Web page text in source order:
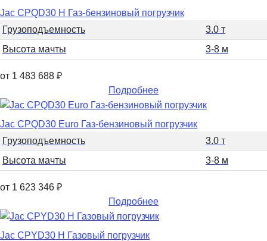
Jac CPQD30 H Газ-бензиновый погрузчик
Грузоподъемность
3.0 т
Высота мачты
3-8 м
от 1 483 688 ₽
Подробнее
Jac CPQD30 Euro Газ-бензиновый погрузчик
Грузоподъемность
3.0 т
Высота мачты
3-8 м
от 1 623 346 ₽
Подробнее
Jac CPYD30 H Газовый погрузчик